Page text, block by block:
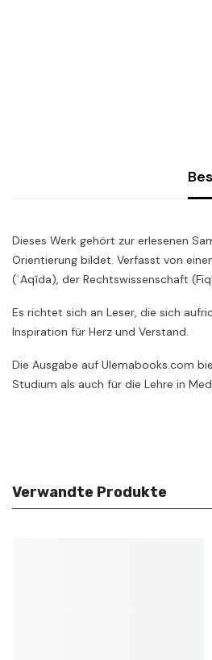
Dieses Werk gehört zur erlesenen
Orientierung bildet. Verfasst von
(ʿAqîda), der Rechtswissenschaft
Es richtet sich an Leser, die sich
Inspiration für Herz und Verstand.
Die Ausgabe auf Ulemabooks.com
Studium als auch für die Lehre in
Verwandte Produkte